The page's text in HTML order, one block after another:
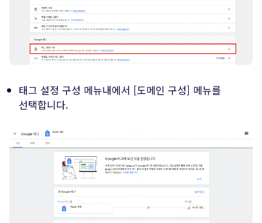
태그 설정 구성 메뉴내에서 [도메인 구성] 메뉴를
선택합니다.